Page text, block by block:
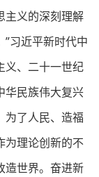
主义的深刻理解
习近平新时代中
义、二十一世纪
华民族伟大复兴
为了人民、造福
为理论创新的不
造世界。奋进新